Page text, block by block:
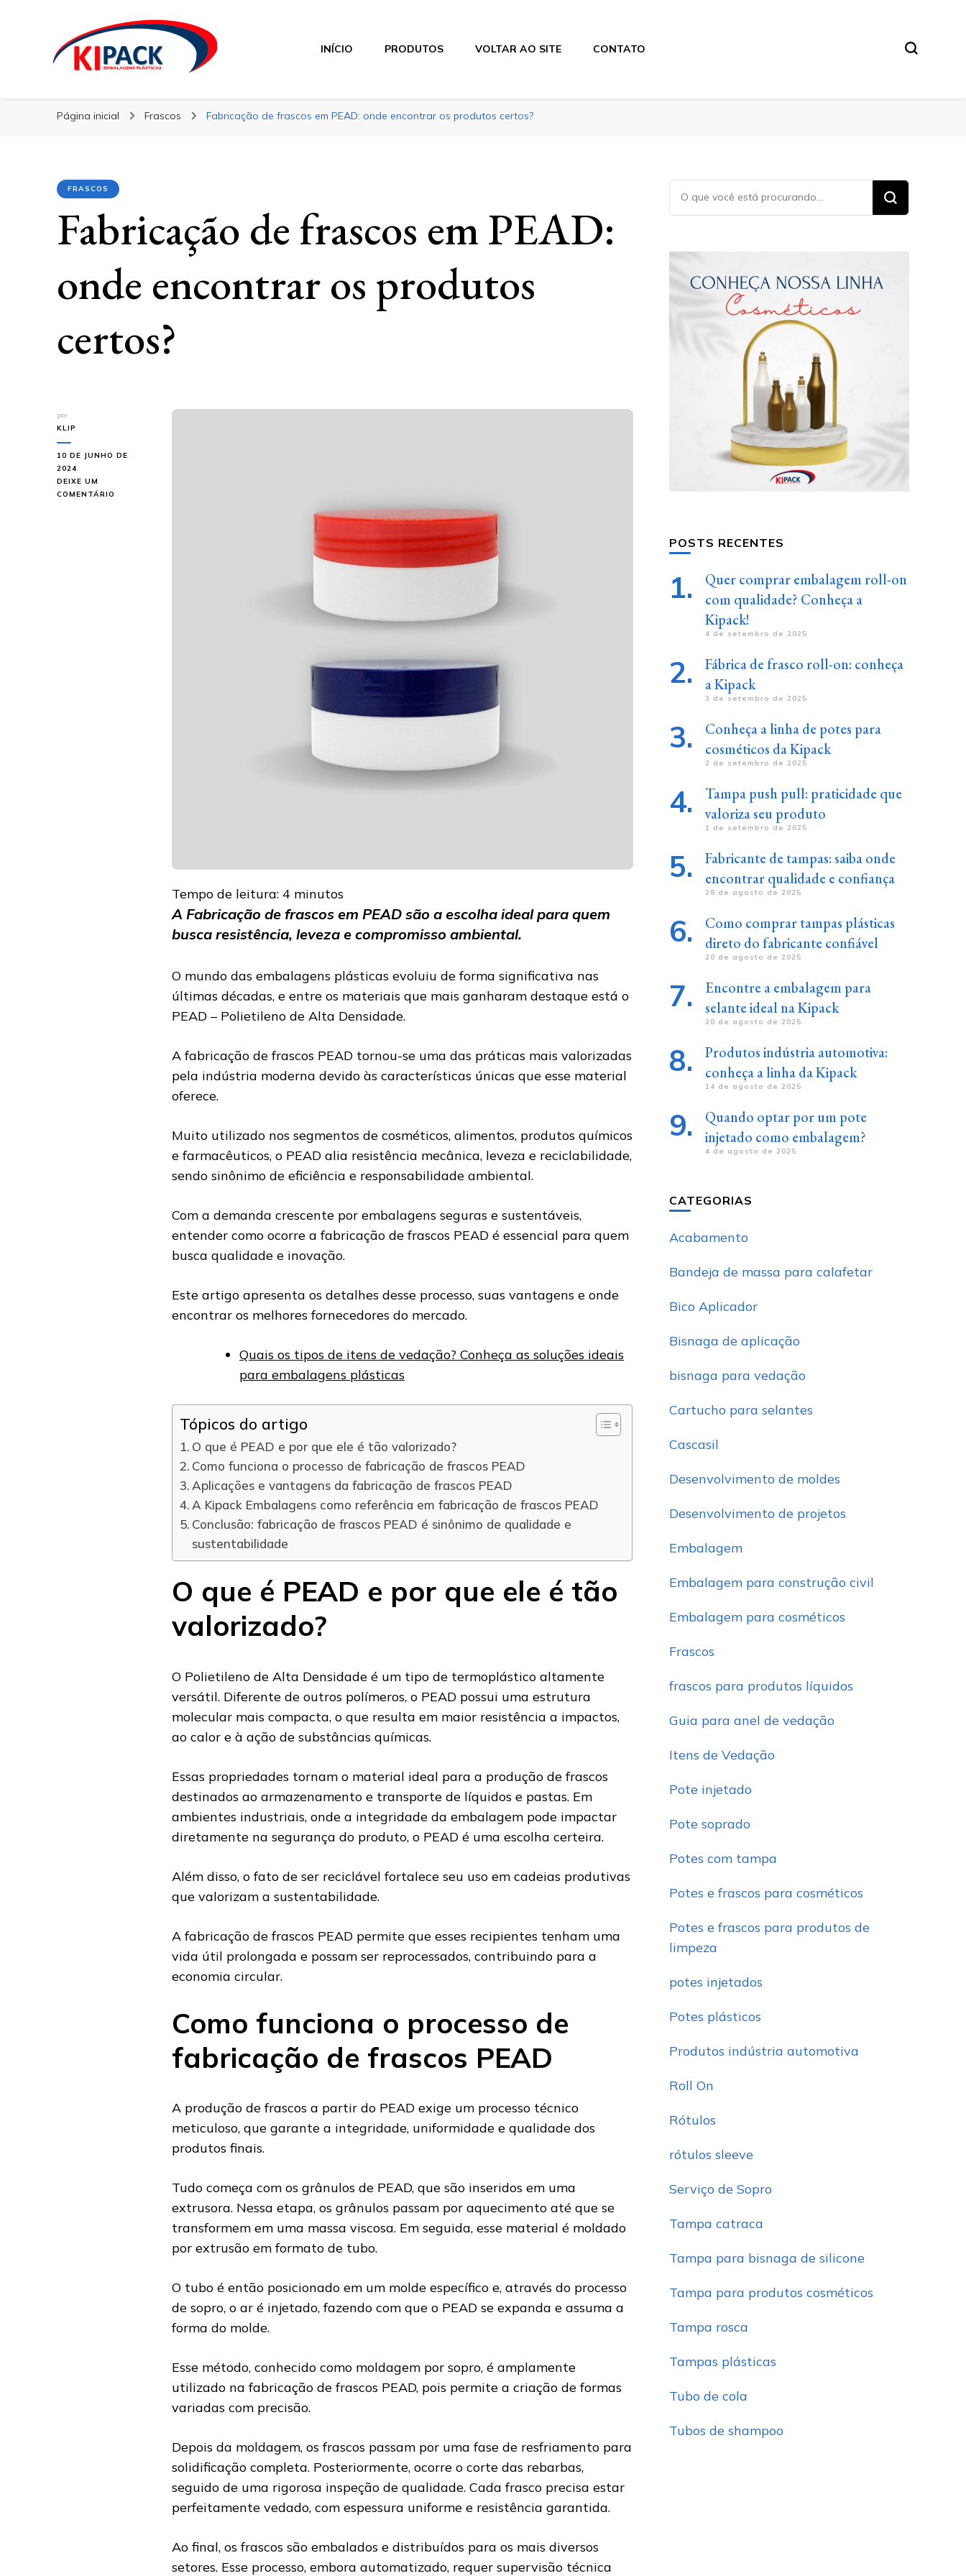
Kipack
INÍCIO PRODUTOS VOLTAR AO SITE CONTATO
Página inicial Frascos Fabricação de frascos em PEAD: onde encontrar os produtos certos?
FRASCOS
Fabricação de frascos em PEAD:
onde encontrar os produtos
certos?
por
KLIP
10 DE JUNHO DE
2024
DEIXE UM
COMENTÁRIO
Tempo de leitura: 4 minutos
A Fabricação de frascos em PEAD são a escolha ideal para quem
busca resistência, leveza e compromisso ambiental.
O mundo das embalagens plásticas evoluiu de forma significativa nas
últimas décadas, e entre os materiais que mais ganharam destaque está o
PEAD – Polietileno de Alta Densidade.
A fabricação de frascos PEAD tornou-se uma das práticas mais valorizadas
pela indústria moderna devido às características únicas que esse material
oferece.
Muito utilizado nos segmentos de cosméticos, alimentos, produtos químicos
e farmacêuticos, o PEAD alia resistência mecânica, leveza e reciclabilidade,
sendo sinônimo de eficiência e responsabilidade ambiental.
Com a demanda crescente por embalagens seguras e sustentáveis,
entender como ocorre a fabricação de frascos PEAD é essencial para quem
busca qualidade e inovação.
Este artigo apresenta os detalhes desse processo, suas vantagens e onde
encontrar os melhores fornecedores do mercado.
Quais os tipos de itens de vedação? Conheça as soluções ideais
para embalagens plásticas
Tópicos do artigo
O que é PEAD e por que ele é tão valorizado?
Como funciona o processo de fabricação de frascos PEAD
Aplicações e vantagens da fabricação de frascos PEAD
A Kipack Embalagens como referência em fabricação de frascos PEAD
Conclusão: fabricação de frascos PEAD é sinônimo de qualidade e
sustentabilidade
O que é PEAD e por que ele é tão
valorizado?
O Polietileno de Alta Densidade é um tipo de termoplástico altamente
versátil. Diferente de outros polímeros, o PEAD possui uma estrutura
molecular mais compacta, o que resulta em maior resistência a impactos,
ao calor e à ação de substâncias químicas.
Essas propriedades tornam o material ideal para a produção de frascos
destinados ao armazenamento e transporte de líquidos e pastas. Em
ambientes industriais, onde a integridade da embalagem pode impactar
diretamente na segurança do produto, o PEAD é uma escolha certeira.
Além disso, o fato de ser reciclável fortalece seu uso em cadeias produtivas
que valorizam a sustentabilidade.
A fabricação de frascos PEAD permite que esses recipientes tenham uma
vida útil prolongada e possam ser reprocessados, contribuindo para a
economia circular.
Como funciona o processo de
fabricação de frascos PEAD
A produção de frascos a partir do PEAD exige um processo técnico
meticuloso, que garante a integridade, uniformidade e qualidade dos
produtos finais.
Tudo começa com os grânulos de PEAD, que são inseridos em uma
extrusora. Nessa etapa, os grânulos passam por aquecimento até que se
transformem em uma massa viscosa. Em seguida, esse material é moldado
por extrusão em formato de tubo.
O tubo é então posicionado em um molde específico e, através do processo
de sopro, o ar é injetado, fazendo com que o PEAD se expanda e assuma a
forma do molde.
Esse método, conhecido como moldagem por sopro, é amplamente
utilizado na fabricação de frascos PEAD, pois permite a criação de formas
variadas com precisão.
Depois da moldagem, os frascos passam por uma fase de resfriamento para
solidificação completa. Posteriormente, ocorre o corte das rebarbas,
seguido de uma rigorosa inspeção de qualidade. Cada frasco precisa estar
perfeitamente vedado, com espessura uniforme e resistência garantida.
Ao final, os frascos são embalados e distribuídos para os mais diversos
setores. Esse processo, embora automatizado, requer supervisão técnica
Procurando
algo?
POSTS RECENTES
Quer comprar embalagem roll-on
com qualidade? Conheça a
Kipack!
4 de setembro de 2025
Fábrica de frasco roll-on: conheça
a Kipack
3 de setembro de 2025
Conheça a linha de potes para
cosméticos da Kipack
2 de setembro de 2025
Tampa push pull: praticidade que
valoriza seu produto
1 de setembro de 2025
Fabricante de tampas: saiba onde
encontrar qualidade e confiança
28 de agosto de 2025
Como comprar tampas plásticas
direto do fabricante confiável
20 de agosto de 2025
Encontre a embalagem para
selante ideal na Kipack
20 de agosto de 2025
Produtos indústria automotiva:
conheça a linha da Kipack
14 de agosto de 2025
Quando optar por um pote
injetado como embalagem?
4 de agosto de 2025
CATEGORIAS
Acabamento
Bandeja de massa para calafetar
Bico Aplicador
Bisnaga de aplicação
bisnaga para vedação
Cartucho para selantes
Cascasil
Desenvolvimento de moldes
Desenvolvimento de projetos
Embalagem
Embalagem para construção civil
Embalagem para cosméticos
Frascos
frascos para produtos líquidos
Guia para anel de vedação
Itens de Vedação
Pote injetado
Pote soprado
Potes com tampa
Potes e frascos para cosméticos
Potes e frascos para produtos de
limpeza
potes injetados
Potes plásticos
Produtos indústria automotiva
Roll On
Rótulos
rótulos sleeve
Serviço de Sopro
Tampa catraca
Tampa para bisnaga de silicone
Tampa para produtos cosméticos
Tampa rosca
Tampas plásticas
Tubo de cola
Tubos de shampoo